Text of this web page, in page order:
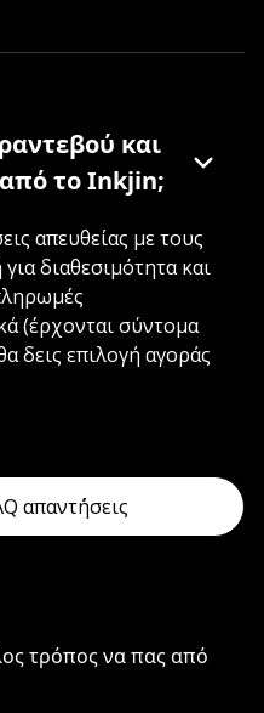
και
το Inkjin;
απευθείας με τους
διαθεσιμότητα και
(έρχονται σύντομα
δεις επιλογή αγοράς
απαντ΄ήσεις
τρόπος να πας από